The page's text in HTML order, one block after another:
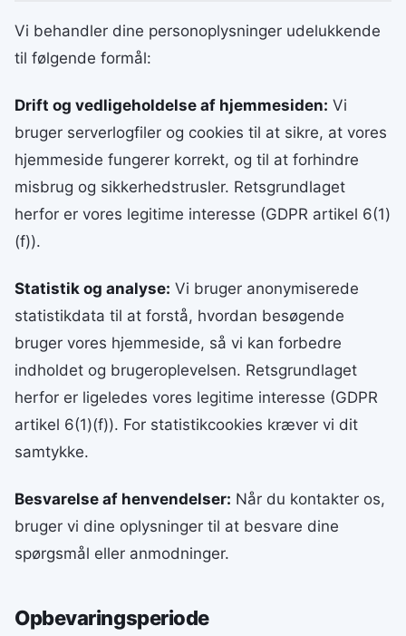
Vi behandler dine personoplysninger udelukkende
til følgende formål:
Drift og vedligeholdelse af hjemmesiden: Vi
bruger serverlogfiler og cookies til at sikre, at vores
hjemmeside fungerer korrekt, og til at forhindre
misbrug og sikkerhedstrusler. Retsgrundlaget
herfor er vores legitime interesse (GDPR artikel 6(1)
(f)).
Statistik og analyse: Vi bruger anonymiserede
statistikdata til at forstå, hvordan besøgende
bruger vores hjemmeside, så vi kan forbedre
indholdet og brugeroplevelsen. Retsgrundlaget
herfor er ligeledes vores legitime interesse (GDPR
artikel 6(1)(f)). For statistikcookies kræver vi dit
samtykke.
Besvarelse af henvendelser: Når du kontakter os,
bruger vi dine oplysninger til at besvare dine
spørgsmål eller anmodninger.
Opbevaringsperiode